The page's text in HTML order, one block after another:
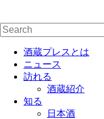
酒蔵プレスとは
ニュース
訪れる
酒蔵紹介
知る
日本酒